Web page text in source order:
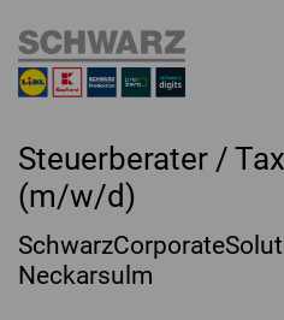
Steuerberater /
(m/w/d)
Neckarsulm